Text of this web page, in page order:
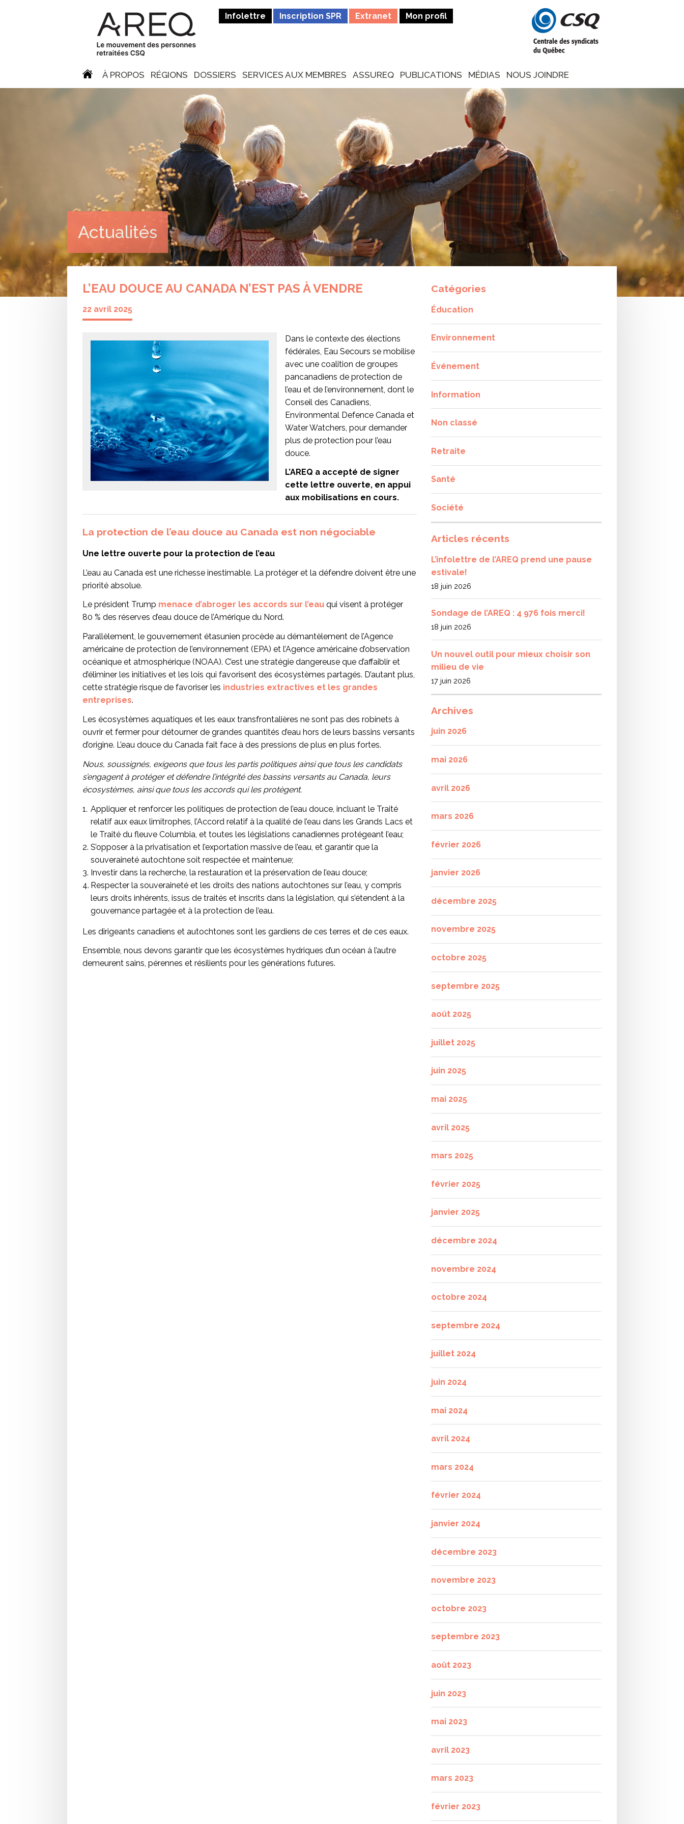
Infolettre Inscription SPR Extranet Mon profil
À PROPOS RÉGIONS DOSSIERS SERVICES AUX MEMBRES ASSUREQ PUBLICATIONS MÉDIAS NOUS JOINDRE
Actualités
L’EAU DOUCE AU CANADA N’EST PAS À VENDRE
22 avril 2025
Dans le contexte des élections
fédérales, Eau Secours se mobilise
avec une coalition de groupes
pancanadiens de protection de
l’eau et de l’environnement, dont le
Conseil des Canadiens,
Environmental Defence Canada et
Water Watchers, pour demander
plus de protection pour l’eau
douce.
L’AREQ a accepté de signer
cette lettre ouverte, en appui
aux mobilisations en cours.
La protection de l’eau douce au Canada est non négociable
Une lettre ouverte pour la protection de l’eau
L’eau au Canada est une richesse inestimable. La protéger et la défendre doivent être une
priorité absolue.
Le président Trump menace d’abroger les accords sur l’eau qui visent à protéger
80 % des réserves d’eau douce de l’Amérique du Nord.
Parallèlement, le gouvernement étasunien procède au démantèlement de l’Agence
américaine de protection de l’environnement (EPA) et l’Agence américaine d’observation
océanique et atmosphérique (NOAA). C’est une stratégie dangereuse que d’affaiblir et
d’éliminer les initiatives et les lois qui favorisent des écosystèmes partagés. D’autant plus,
cette stratégie risque de favoriser les industries extractives et les grandes
entreprises.
Les écosystèmes aquatiques et les eaux transfrontalières ne sont pas des robinets à
ouvrir et fermer pour détourner de grandes quantités d’eau hors de leurs bassins versants
d’origine. L’eau douce du Canada fait face à des pressions de plus en plus fortes.
Nous, soussignés, exigeons que tous les partis politiques ainsi que tous les candidats
s’engagent à protéger et défendre l’intégrité des bassins versants au Canada, leurs
écosystèmes, ainsi que tous les accords qui les protègent.
Appliquer et renforcer les politiques de protection de l’eau douce, incluant le Traité
relatif aux eaux limitrophes , l’Accord relatif à la qualité de l’eau dans les Grands Lacs et
le Traité du fleuve Columbia, et toutes les législations canadiennes protégeant l’eau;
S’opposer à la privatisation et l’exportation massive de l’eau, et garantir que la
souveraineté autochtone soit respectée et maintenue;
Investir dans la recherche, la restauration et la préservation de l’eau douce;
Respecter la souveraineté et les droits des nations autochtones sur l’eau, y compris
leurs droits inhérents, issus de traités et inscrits dans la législation, qui s’étendent à la
gouvernance partagée et à la protection de l’eau.
Les dirigeants canadiens et autochtones sont les gardiens de ces terres et de ces eaux.
Ensemble, nous devons garantir que les écosystèmes hydriques d’un océan à l’autre
demeurent sains, pérennes et résilients pour les générations futures.
Catégories
Éducation
Environnement
Événement
Information
Non classé
Retraite
Santé
Société
Articles récents
L’infolettre de l’AREQ prend une pause
estivale!
18 juin 2026
Sondage de l’AREQ : 4 976 fois merci!
18 juin 2026
Un nouvel outil pour mieux choisir son
milieu de vie
17 juin 2026
Archives
juin 2026
mai 2026
avril 2026
mars 2026
février 2026
janvier 2026
décembre 2025
novembre 2025
octobre 2025
septembre 2025
août 2025
juillet 2025
juin 2025
mai 2025
avril 2025
mars 2025
février 2025
janvier 2025
décembre 2024
novembre 2024
octobre 2024
septembre 2024
juillet 2024
juin 2024
mai 2024
avril 2024
mars 2024
février 2024
janvier 2024
décembre 2023
novembre 2023
octobre 2023
septembre 2023
août 2023
juin 2023
mai 2023
avril 2023
mars 2023
février 2023